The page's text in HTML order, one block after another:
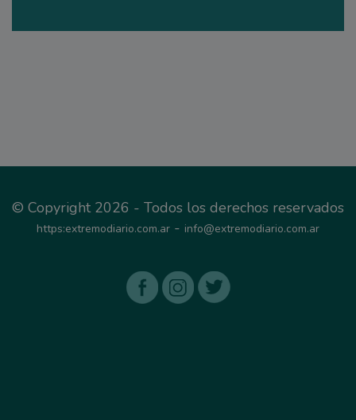
© Copyright 2026 - Todos los derechos reservados
https:extremodiario.com.ar - info@extremodiario.com.ar